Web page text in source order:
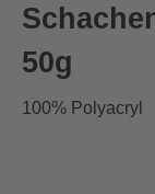
50g
100% Polyacryl